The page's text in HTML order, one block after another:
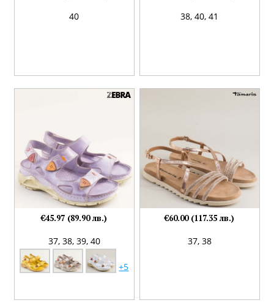
40 38,40,41
37, 38, 39, 40
+5
€45.97 (89.90 лв.)
37, 38
€60.00 (117.35 лв.)